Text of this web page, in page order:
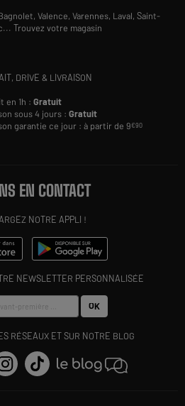
Valence,Varennes, Laval,Saint-
...Trouvez votre magasin
DRIVE & LIVRAISON
en 1h :Gratuit
sous 4 jours :Gratuit
garantie ce jour : à partir de 9€90
EN CONTACT
NOTRE APPLI !
NEWSLETTER PERSONNALISÉE
OK
RÉSEAUX ET SUR NOTRE BLOG